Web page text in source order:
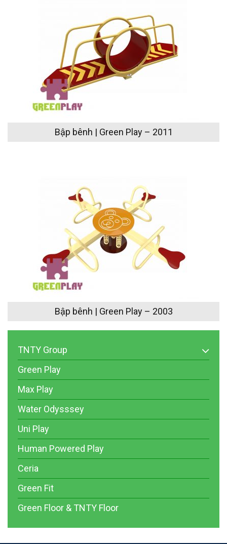
Bập bênh | Green Play – 2011
Bập bênh | Green Play – 2003
TNTY Group
Green Play
Max Play
Water Odysssey
Uni Play
Human Powered Play
Ceria
Green Fit
Green Floor & TNTY Floor